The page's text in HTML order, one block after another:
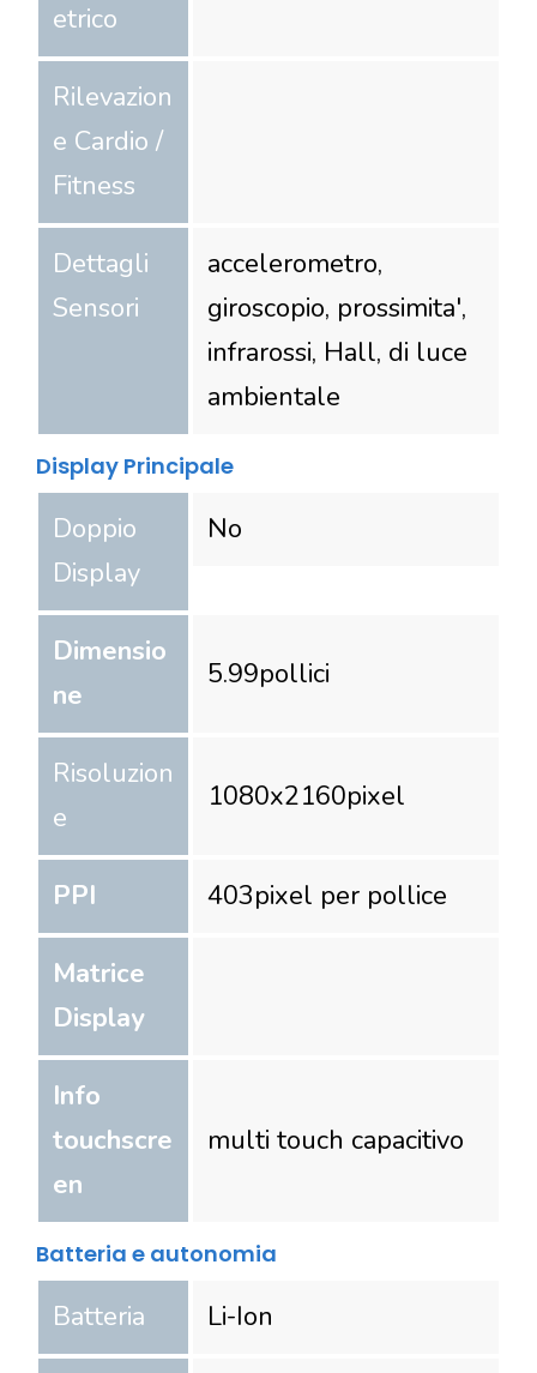
etrico
Rilevazion
e Cardio /
Fitness
Dettagli
Sensori
accelerometro,
giroscopio, prossimita',
infrarossi, Hall, di luce
ambientale
Display Principale
Doppio
Display
No
Dimensio
ne
5.99pollici
Risoluzion
e
1080x2160pixel
PPI 403pixel per pollice
Matrice
Display
Info
touchscre
en
multi touch capacitivo
Batteria e autonomia
Batteria Li-Ion